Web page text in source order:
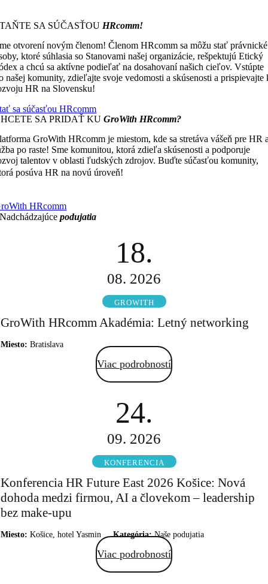
SA SÚČASŤOU HRcomm!
otvorení novým členom! Členom HRcomm sa môžu stať právnické
ktoré súhlasia so Stanovami našej organizácie, rešpektujú Etický
a chcú sa aktívne podieľať na dosahovaní našich cieľov. Vstúpte
našej komunity, zdieľajte svoje vedomosti a skúsenosti a prispievajte
HR na Slovensku!
sa súčasťou HRcomm
SA PRIDAŤ KUGroWith HRcomm?
GroWith HRcomm je miestom, kde sa stretáva vášeň pre HR
po raste! Sme komunitou, ktorá zdieľa skúsenosti a podporuje
talentov v oblasti ľudských zdrojov. Buďte súčasťou komunity,
posúva HR na novú úroveň!
HRcomm
Nadchádzajúcepodujatia
18.
08. 2026
GROWITH
GroWith HRcomm Akadémia: Letný networking
Miesto: Bratislava
Viac podrobností
24.
09. 2026
KONFERENCIA
Konferencia HR Future East 2026 Košice: Nová
dohoda medzi firmou, AI a človekom – leadership
bez make-upu
Miesto: Košice, hotel Yasmin Kategória:Naše podujatia
Viac podrobností